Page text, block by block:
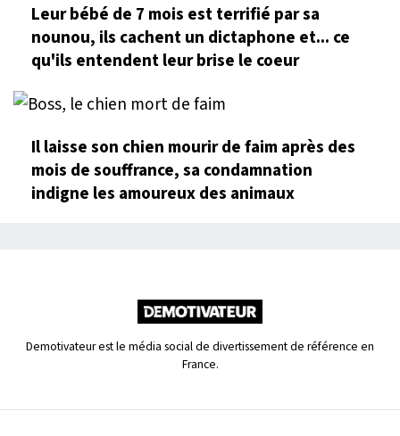
Leur bébé de 7 mois est terrifié par sa
nounou, ils cachent un dictaphone et... ce
qu'ils entendent leur brise le coeur
Il laisse son chien mourir de faim après des
mois de souffrance, sa condamnation
indigne les amoureux des animaux
Demotivateur est le média social de divertissement de référence en
France.